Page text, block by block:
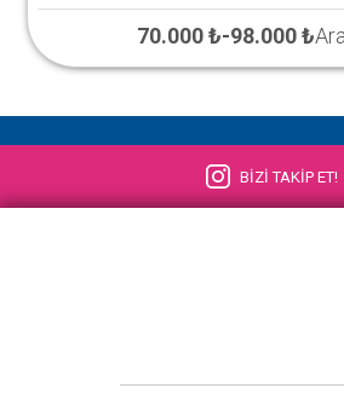
70.000 ₺-98.000 ₺
BİZİ TAKİP ET!